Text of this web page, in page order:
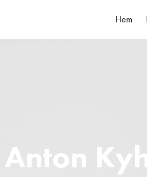
Hem
Anton